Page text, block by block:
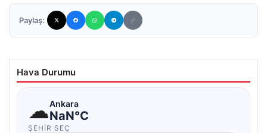
Paylaş:
Hava Durumu
☁Ankara
NaN°C
ŞEHIR SEÇ